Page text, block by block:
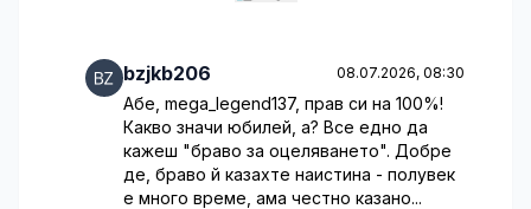
bzjkb206 08.07.2026, 08:30
Абе, mega_legend137, прав си на 100%!
Какво значи юбилей, а? Все едно да
кажеш "браво за оцеляването". Добре
де, браво й казахте наистина - полувек
е много време, ама честно казано...